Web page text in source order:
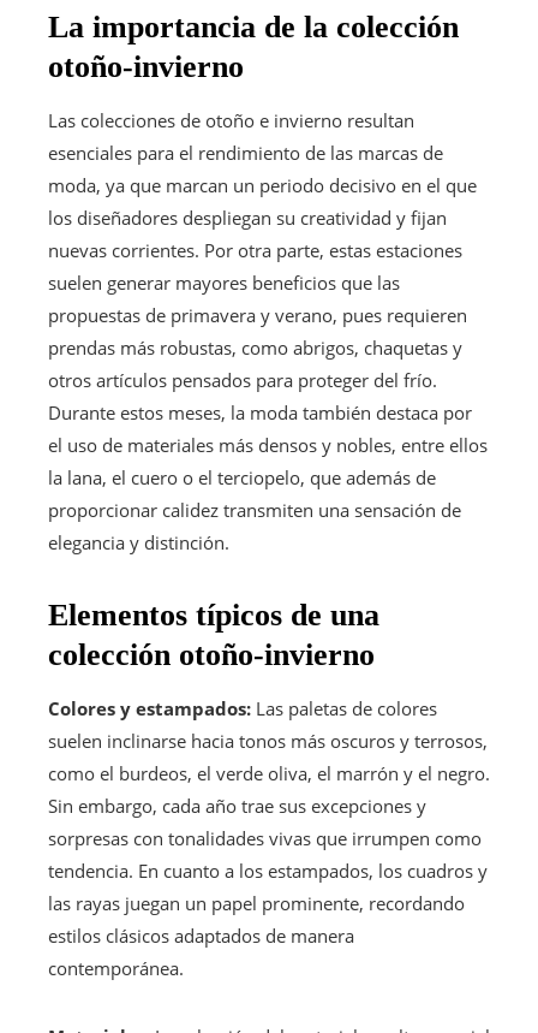
La importancia de la colección
otoño-invierno
Las colecciones de otoño e invierno resultan
esenciales para el rendimiento de las marcas de
moda, ya que marcan un periodo decisivo en el que
los diseñadores despliegan su creatividad y fijan
nuevas corrientes. Por otra parte, estas estaciones
suelen generar mayores beneficios que las
propuestas de primavera y verano, pues requieren
prendas más robustas, como abrigos, chaquetas y
otros artículos pensados para proteger del frío.
Durante estos meses, la moda también destaca por
el uso de materiales más densos y nobles, entre ellos
la lana, el cuero o el terciopelo, que además de
proporcionar calidez transmiten una sensación de
elegancia y distinción.
Elementos típicos de una
colección otoño-invierno
Colores y estampados: Las paletas de colores
suelen inclinarse hacia tonos más oscuros y terrosos,
como el burdeos, el verde oliva, el marrón y el negro.
Sin embargo, cada año trae sus excepciones y
sorpresas con tonalidades vivas que irrumpen como
tendencia. En cuanto a los estampados, los cuadros y
las rayas juegan un papel prominente, recordando
estilos clásicos adaptados de manera
contemporánea.